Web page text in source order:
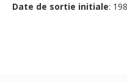
Date de sortie initiale: